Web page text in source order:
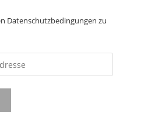
Datenschutzbedingungen zu